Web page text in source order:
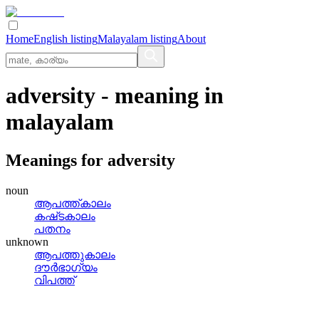
HomeEnglish listingMalayalam listingAbout
adversity - meaning in
malayalam
Meanings for adversity
noun
ആപത്ത്‌കാലം
കഷ്‌ടകാലം
പതനം
unknown
ആപത്തുകാലം
ദൗര്‍ഭാഗ്യം
വിപത്ത്